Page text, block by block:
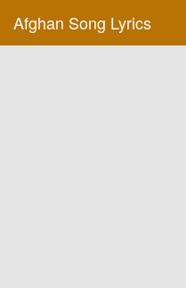
Afghan Song Lyrics